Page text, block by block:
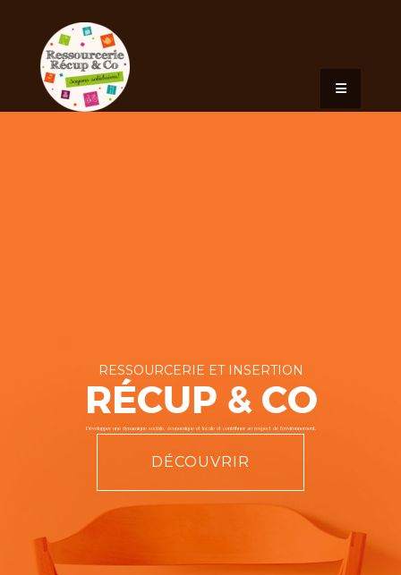
RESSOURCERI E ET I NSERTION
RÉCUP & CO
Développer une dynamique sociale, économique et locale et contribuer au respect de l’environnement.
DÉCOUVRIR